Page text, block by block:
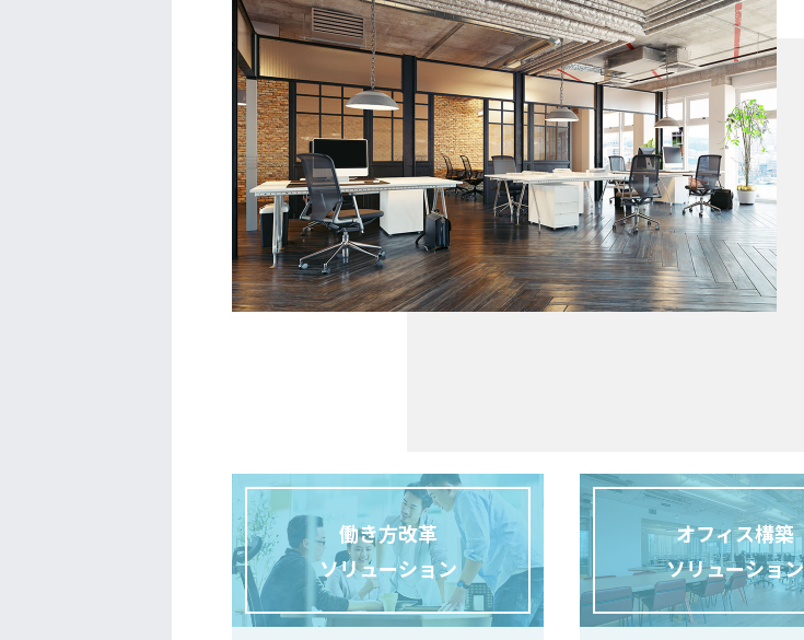
働き方改革
ソリューション
オフィス構築
ソリューション